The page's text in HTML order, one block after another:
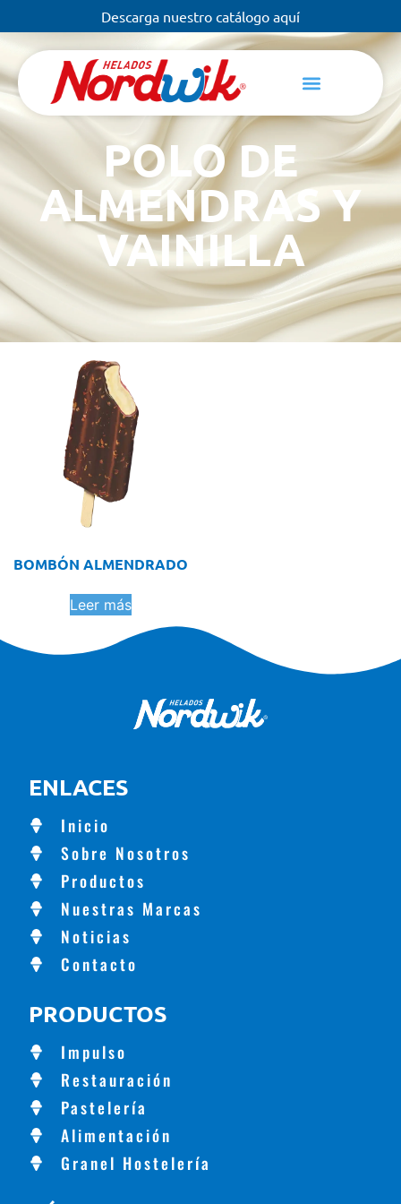
Descarga nuestro catálogo aquí
POLO DE
ALMENDRAS Y
VAINILLA
BOMBÓN ALMENDRADO
Leer más
ENLACES
Inicio
Sobre Nosotros
Productos
Nuestras Marcas
Noticias
Contacto
PRODUCTOS
Impulso
Restauración
Pastelería
Alimentación
Granel Hostelería